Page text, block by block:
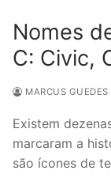
Nomes
C: Civic,
MARCUS GUEDES
Existem
marcaram a
são ícones de